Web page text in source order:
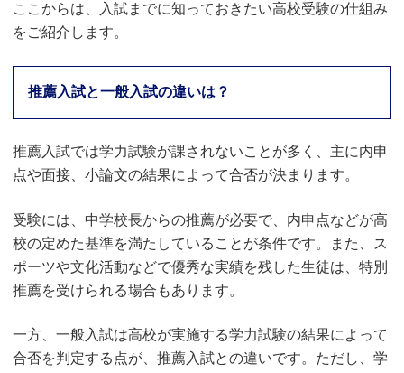
ここからは、入試までに知っておきたい高校受験の仕組み
をご紹介します。
推薦入試と一般入試の違いは？
推薦入試では学力試験が課されないことが多く、主に内申
点や面接、小論文の結果によって合否が決まります。
受験には、中学校長からの推薦が必要で、内申点などが高
校の定めた基準を満たしていることが条件です。また、ス
ポーツや文化活動などで優秀な実績を残した生徒は、特別
推薦を受けられる場合もあります。
一方、一般入試は高校が実施する学力試験の結果によって
合否を判定する点が、推薦入試との違いです。ただし、学